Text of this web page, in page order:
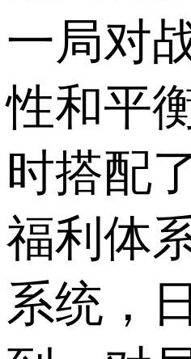
一局对
性和平
时搭配
福利体
系统，